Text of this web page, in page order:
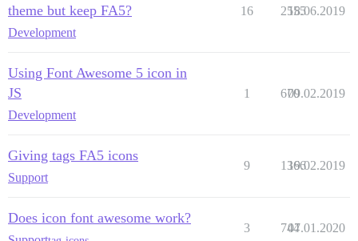
theme but keep FA5?
Development
16 2555
18.06.2019
Using Font Awesome 5 icon in
JS
Development
1 670
09.02.2019
Giving tags FA5 icons
Support
9 1366
19.02.2019
Does icon font awesome work?
3 744
07.01.2020